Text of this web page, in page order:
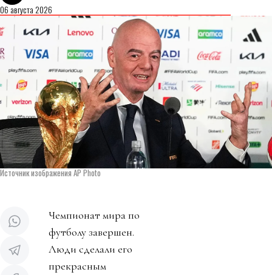
06 августа 2026
Источник изображения AP Photo
Чемпионат мира по
футболу завершен.
Люди сделали его
прекрасным